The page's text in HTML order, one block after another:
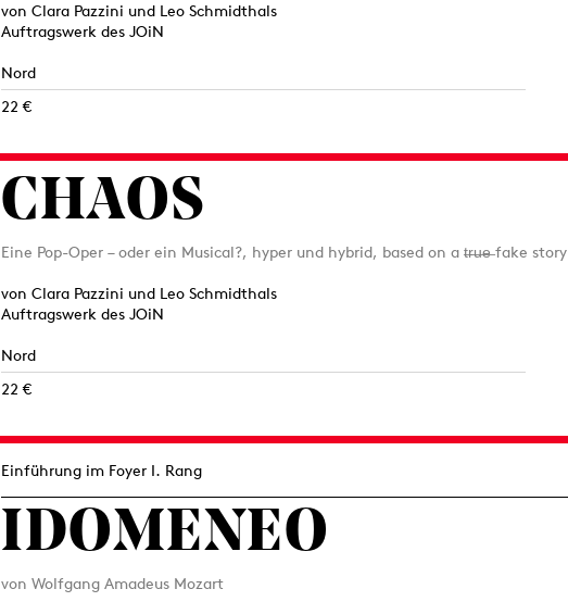
von Clara Pazzini und Leo Schmidthals
Auftragswerk des JOiN
Nord
22 €
CHAOS
Eine Pop-Oper – oder ein Musical?, hyper und hybrid, based on a t̶r̶u̶e̶ fake story
von Clara Pazzini und Leo Schmidthals
Auftragswerk des JOiN
Nord
22 €
Einführung im Foyer I. Rang
IDOMENEO
von Wolfgang Amadeus Mozart